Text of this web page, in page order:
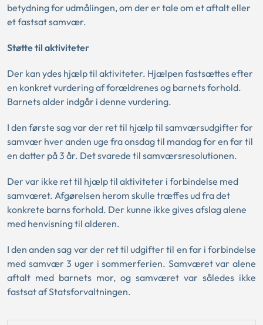
betydning for udmålingen, om der er tale om et aftalt eller
et fastsat samvær.
Støtte til aktiviteter
Der kan ydes hjælp til aktiviteter. Hjælpen fastsættes efter
en konkret vurdering af forældrenes og barnets forhold.
Barnets alder indgår i denne vurdering.
I den første sag var der ret til hjælp til samværsudgifter for
samvær hver anden uge fra onsdag til mandag for en far til
en datter på 3 år. Det svarede til samværsresolutionen.
Der var ikke ret til hjælp til aktiviteter i forbindelse med
samværet. Afgørelsen herom skulle træffes ud fra det
konkrete barns forhold. Der kunne ikke gives afslag alene
med henvisning til alderen.
I den anden sag var der ret til udgifter til en far i forbindelse
med samvær 3 uger i sommerferien. Samværet var alene
aftalt med barnets mor, og samværet var således ikke
fastsat af Statsforvaltningen.